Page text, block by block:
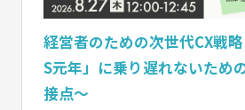
経営者のための次世代CX戦
S元年」に乗り遅れないため
接点〜